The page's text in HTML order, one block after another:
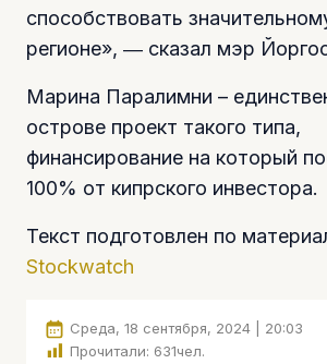
способствовать
регионе», ― сказал мэр
Марина Паралимни –
острове проект такого типа,
финансирование на который
100% от кипрского инвестора.
Текст подготовлен по
Stockwatch
Среда, 18 сентября, 2024 | 20:03
Прочитали: 631чел.